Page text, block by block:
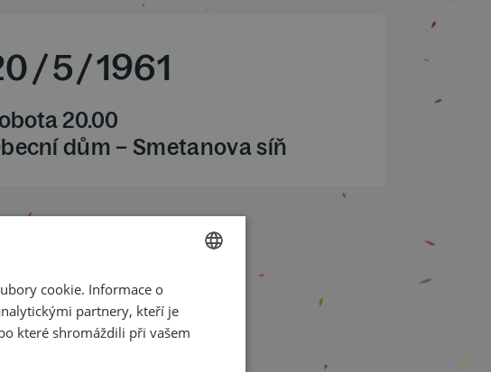
/5/1961
20.00
dům – Smetanova síň
ENGLISH
cookie. Informace o
partnery, kteří je
které shromáždili při vašem